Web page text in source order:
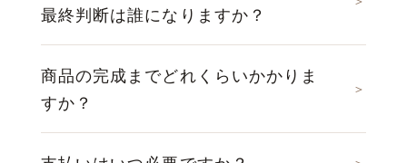
最終判断は誰になりますか？
商品の完成までどれくらいかかりま
すか？